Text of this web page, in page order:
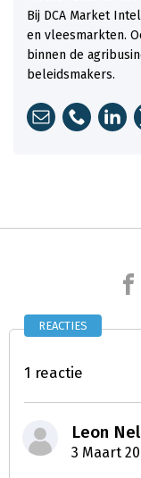
Bij DCA Market
en vleesmarkten.
binnen de
beleidsmakers.
REACTIES
1 reactie
Leon
3 Maart